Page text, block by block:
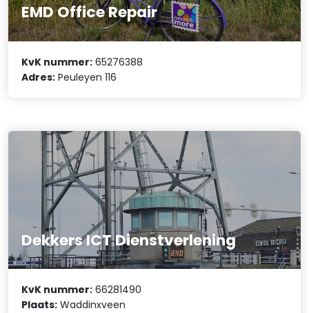
EMD Office Repair
KvK nummer: 65276388
Adres: Peuleyen 116
Dekkers ICT Dienstverlening
KvK nummer: 66281490
Plaats: Waddinxveen